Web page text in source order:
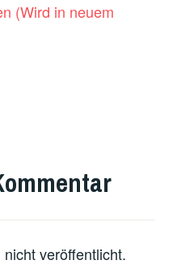
(Wird in neuem
veröffentlicht.